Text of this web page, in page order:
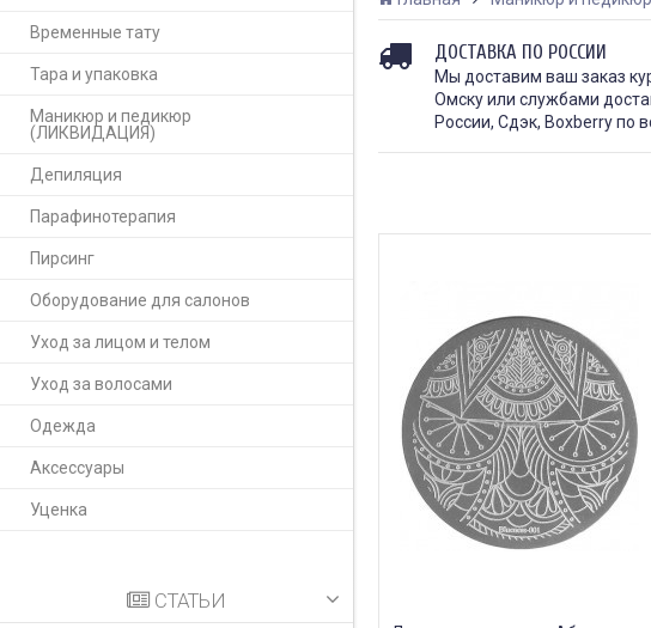
Временные тату
Тара и упаковка
Маникюр и педикюр
(ЛИКВИДАЦИЯ)
Депиляция
Парафинотерапия
Пирсинг
Оборудование для салонов
Уход за лицом и телом
Уход за волосами
Одежда
Аксессуары
Уценка
СТАТЬИ
ДОСТАВКА ПО РОССИИ
Мы доставим ваш заказ
Омску или службами
России, Сдэк, Boxberry по